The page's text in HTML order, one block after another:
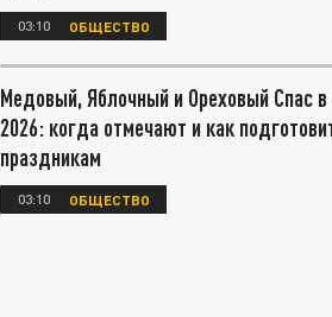
03:10 ОБЩЕСТВО
Медовый, Яблочный и Ореховый Спас в
2026: когда отмечают и как
праздникам
03:10 ОБЩЕСТВО